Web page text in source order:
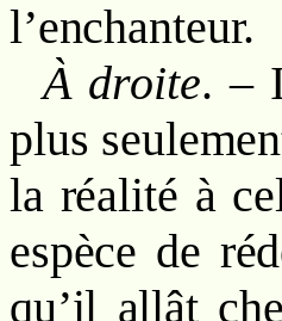
l’enchanteur.
À droite. –
plus
la réalité à
espèce de
qu’il allât